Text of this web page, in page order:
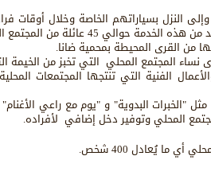
النزل بسياراتهم الخاصة وخلال أوقات
45 عائلة من المجتمع المحلي.
من القرى المحيطة بمحمية ضانا.
نساء المجتمع المحلي التي تخبز من الخيمة
الفنية التي تنتجها المجتمعات
"الخبرات البدوية" و "يوم مع راعي
المحلي وتوفير دخل إضافي لأفراده.